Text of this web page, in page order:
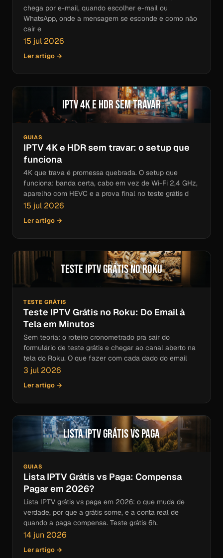
chega por e-mail, quando escolher e-mail ou
WhatsApp, onde a mensagem se esconde e como não
cair e
15 jul 2026
Ler artigo →
IPTV 4K e HDR sem travar
GUIAS
IPTV 4K e HDR sem travar: o setup que
funciona
4K que trava é promessa quebrada. O setup que
funciona: banda certa, cabo em vez de Wi-Fi 2,4 GHz,
aparelho com HEVC e a prova final no teste grátis d
15 jul 2026
Ler artigo →
Teste IPTV Grátis no Roku
TESTE GRÁTIS
Teste IPTV Grátis no Roku: Do Email à
Tela em Minutos
Sem teoria: o roteiro cronometrado pra sair do
formulário de teste grátis e chegar ao canal aberto na
tela do Roku. O que fazer com cada dado do email
3 jul 2026
Ler artigo →
Lista IPTV Grátis vs Paga
GUIAS
Lista IPTV Grátis vs Paga: Compensa
Pagar em 2026?
Lista IPTV grátis vs paga em 2026: o que muda de
verdade, por que a grátis some, e a conta real de
quando a paga compensa. Teste grátis 6h.
14 jun 2026
Ler artigo →